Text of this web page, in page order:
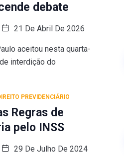
debate
21 De Abril De 2026
aceitou nesta quarta-
interdição do
PREVIDENCIÁRIO
Regras de
pelo INSS
29 De Julho De 2024